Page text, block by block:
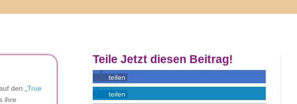
den „ True
ihre
Teile Jetzt diesen Beitrag!
teilen
teilen